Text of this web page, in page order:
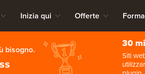
Inizia qui Offerte
bisogno.
30
Siti